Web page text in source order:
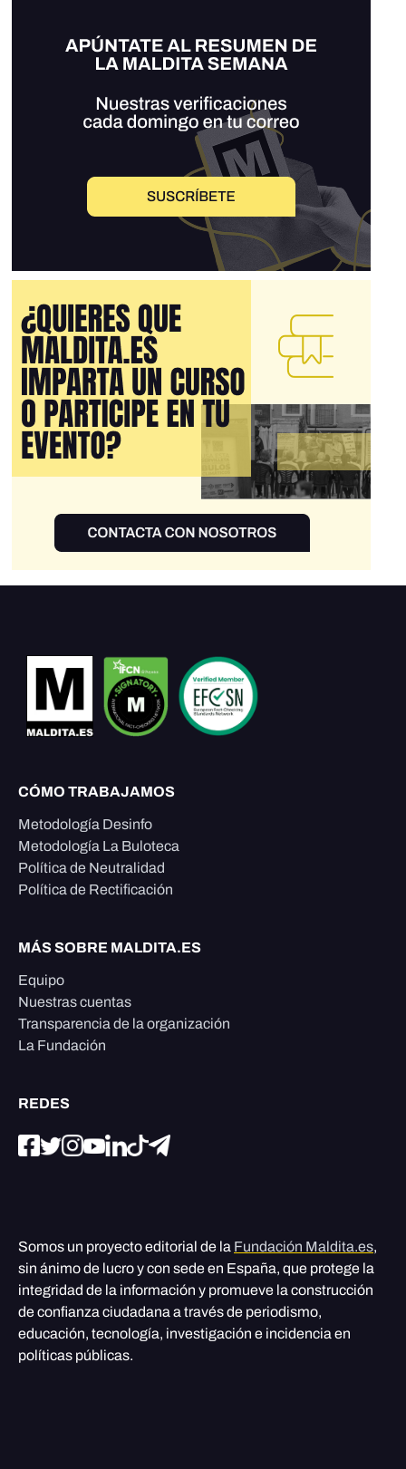
CÓMO TRABAJAMOS
Metodología Desinfo
Metodología La Buloteca
Política de Neutralidad
Política de Rectificación
MÁS SOBRE MALDITA.ES
Equipo
Nuestras cuentas
Transparencia de la organización
La Fundación
REDES
Somos un proyecto editorial de la Fundación Maldita.es,
sin ánimo de lucro y con sede en España, que protege la
integridad de la información y promueve la construcción
de confianza ciudadana a través de periodismo,
educación, tecnología, investigación e incidencia en
políticas públicas.